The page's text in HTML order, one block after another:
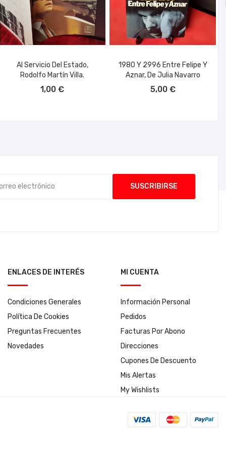
Al Servicio Del Estado,
Rodolfo Martín Villa.
1,00 €
1980 Y 2996 Entre Felipe Y
Aznar, De Julia Navarro
5,00 €
ENLACES DE INTERÉS
Condiciones Generales
Política De Cookies
Preguntas Frecuentes
Novedades
MI CUENTA
Información Personal
Pedidos
Facturas Por Abono
Direcciones
Cupones De Descuento
Mis Alertas
My Wishlists